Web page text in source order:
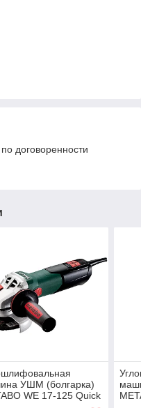
договоренности
УШМ (болгарка)
WE 17-125 Quick